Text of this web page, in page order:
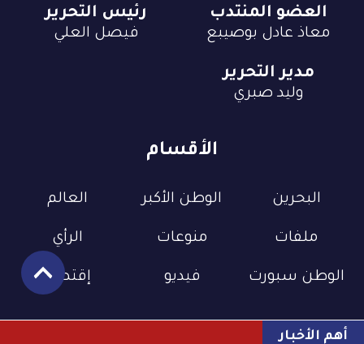
أهم الأخبار
الأقسام
البحرين الوطن الأكبر العالم
ملفات منوعات الرأي
الوطن سبورت فيديو إقتصاد
العضو المنتدب
معاذ عادل بوصيبع
رئيس التحرير
فيصل العلي
مدير التحرير
وليد صبري